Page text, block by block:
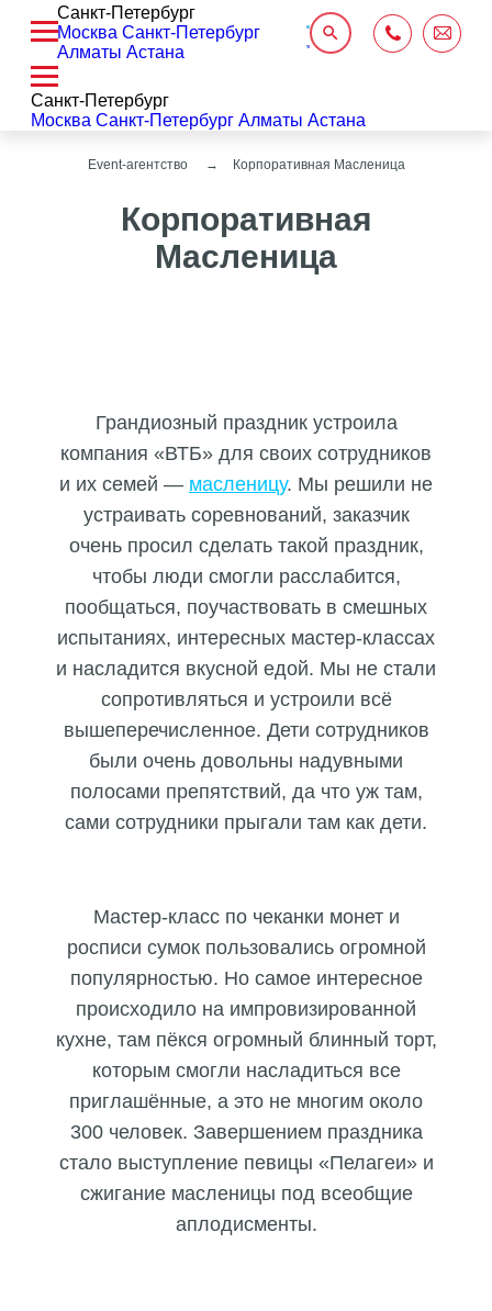
Санкт-Петербург
Москва Санкт-Петербург
Алматы Астана
Санкт-Петербург
Москва Санкт-Петербург Алматы Астана
Event-агентство Корпоративная Масленица
Корпоративная
Масленица
Грандиозный праздник устроила
компания «ВТБ» для своих сотрудников
и их семей — масленицу. Мы решили не
устраивать соревнований, заказчик
очень просил сделать такой праздник,
чтобы люди смогли расслабится,
пообщаться, поучаствовать в смешных
испытаниях, интересных мастер-классах
и насладится вкусной едой. Мы не стали
сопротивляться и устроили всё
вышеперечисленное. Дети сотрудников
были очень довольны надувными
полосами препятствий, да что уж там,
сами сотрудники прыгали там как дети.
Мастер-класс по чеканки монет и
росписи сумок пользовались огромной
популярностью. Но самое интересное
происходило на импровизированной
кухне, там пёкся огромный блинный торт,
которым смогли насладиться все
приглашённые, а это не многим около
300 человек. Завершением праздника
стало выступление певицы «Пелагеи» и
сжигание масленицы под всеобщие
аплодисменты.